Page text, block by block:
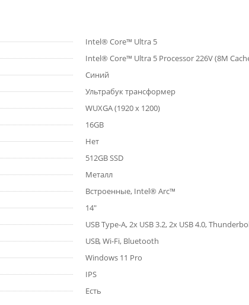
Intel® Core™ Ultra 5
Intel® Core™ Ultra 5 Processor 226V (8M
Синий
Ультрабук трансформер
WUXGA (1920 x 1200)
16GB
Нет
512GB SSD
Металл
Встроенные, Intel® Arc™
14"
USB Type-A, 2x USB 3.2, 2x USB 4.0,
USB, Wi-Fi, Bluetooth
Windows 11 Pro
IPS
Есть